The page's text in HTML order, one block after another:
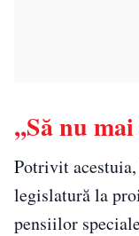
,,Să nu
Potrivit
legislatură la
pensiilor